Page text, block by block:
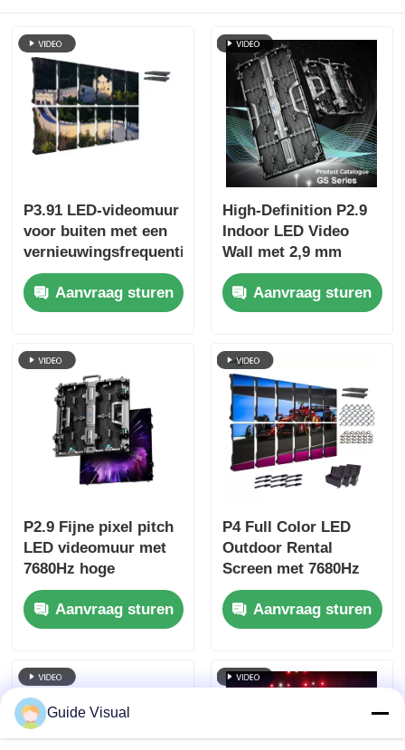
P3.91 LED-videomuur
voor buiten met een
vernieuwingsfrequentie
van 7680 Hz,
kleurendisplay en
IP65-bescherming
podiumevenementen
Aanvraag sturen
High-Definition P2.9
Indoor LED Video
Wall met 2,9 mm
Pixel Pitch 3840 Hz
Refresh Rate en
4500cd/sqm
Aanvraag sturen
P2.9 Fijne pixel pitch
LED videomuur met
7680Hz hoge
verversingsfrequentie
en dubbele stroom-
en signaalback-up
podiumgebeurtenissen
Aanvraag sturen
P4 Full Color LED
Outdoor Rental
Screen met 7680Hz
verversingsfrequentie
en IP65 waterdicht
voor HD Video Wall
Aanvraag sturen
Guide Visual